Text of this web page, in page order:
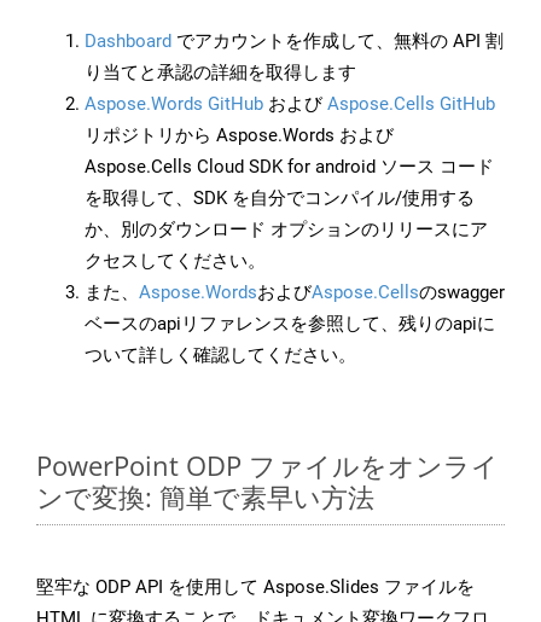
Dashboard でアカウントを作成して、無料の API 割
り当てと承認の詳細を取得します
Aspose.Words GitHub およびAspose.Cells GitHub
リポジトリから Aspose.Words および
Aspose.Cells Cloud SDK for android ソース コード
を取得して、SDK を自分でコンパイル/使用する
か、別のダウンロード オプションのリリースにア
クセスしてください。
また、 Aspose.WordsおよびAspose.Cellsのswagger
ベースのapiリファレンスを参照して、残りのapiに
ついて詳しく確認してください。
PowerPoint ODP ファイルをオンライ
ンで変換: 簡単で素早い方法
堅牢な ODP API を使用して Aspose.Slides ファイルを